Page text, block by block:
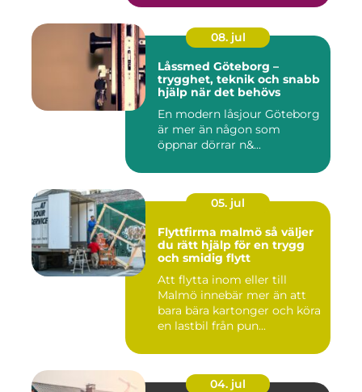
08. jul
Låssmed Göteborg –
trygghet, teknik och snabb
hjälp när det behövs
En modern låsjour Göteborg
är mer än någon som
öppnar dörrar n&...
05. jul
Flyttfirma malmö så väljer
du rätt hjälp för en trygg
och smidig flytt
Att flytta inom eller till
Malmö innebär mer än att
bara bära kartonger och köra
en lastbil från pun...
04. jul